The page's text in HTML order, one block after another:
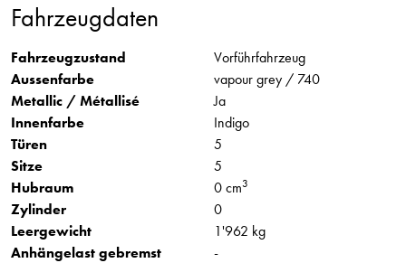
Fahrzeugdaten
Fahrzeugzustand
Vorführfahrzeug
Aussenfarbe
vapour grey / 740
Metallic / Métallisé
Ja
Innenfarbe
Indigo
Türen
5
Sitze
5
Hubraum
0 cm3
Zylinder
0
Leergewicht
1'962 kg
Anhängelast gebremst
-